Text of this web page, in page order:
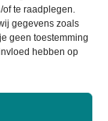
of te raadplegen.
gegevens zoals
geen toestemming
hebben op